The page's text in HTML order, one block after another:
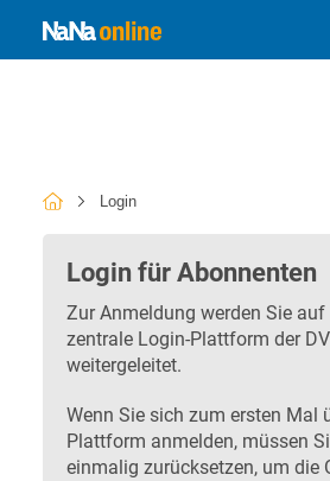
Login
Login für Abonnenten
Zur Anmeldung werden Sie auf
zentrale Login-Plattform der
weitergeleitet.
Wenn Sie sich zum ersten Mal
Plattform anmelden, müssen
einmalig zurücksetzen, um die